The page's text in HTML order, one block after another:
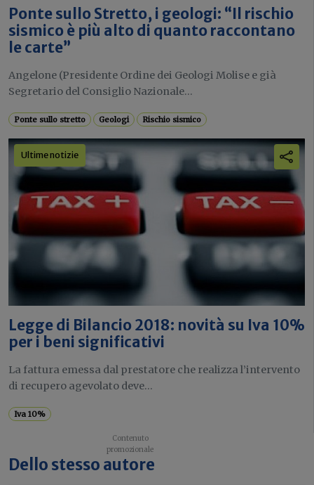
Ponte sullo Stretto, i geologi: “Il rischio
sismico è più alto di quanto raccontano
le carte”
Angelone (Presidente Ordine dei Geologi Molise e già
Segretario del Consiglio Nazionale...
Ponte sullo stretto Geologi Rischio sismico
Ultime notizie
Legge di Bilancio 2018: novità su Iva 10%
per i beni significativi
La fattura emessa dal prestatore che realizza l’intervento
di recupero agevolato deve...
Iva 10%
Dello stesso autore